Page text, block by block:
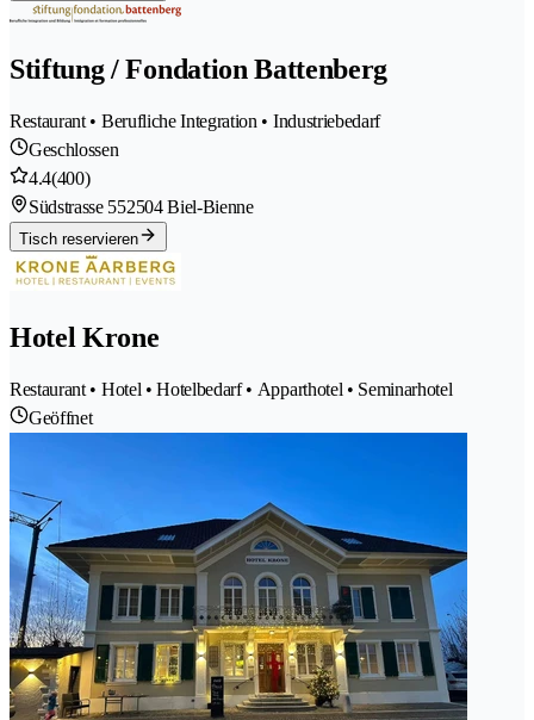
Stiftung / Fondation Battenberg
Restaurant • Berufliche Integration • Industriebedarf
Geschlossen
4.4(400)
Südstrasse 552504 Biel-Bienne
Tisch reservieren
Hotel Krone
Restaurant • Hotel • Hotelbedarf • Apparthotel • Seminarhotel
Geöffnet